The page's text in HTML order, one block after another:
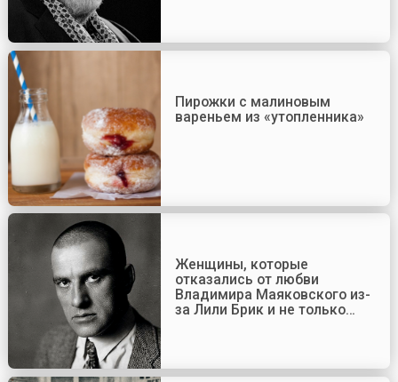
Пирожки с малиновым
вареньем из «утопленника»
Женщины, которые
отказались от любви
Владимира Маяковского из-
за Лили Брик и не только…